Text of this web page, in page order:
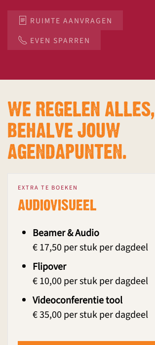
RUIMTE AANVRAGEN
EVEN SPARREN
WE REGELEN ALLES,
BEHALVE JOUW
AGENDAPUNTEN.
EXTRA TE BOEKEN
AUDIOVISUEEL
Beamer & Audio
€ 17,50 per stuk per dagdeel
Flipover
€ 10,00 per stuk per dagdeel
Videoconferentie tool
€ 35,00 per stuk per dagdeel